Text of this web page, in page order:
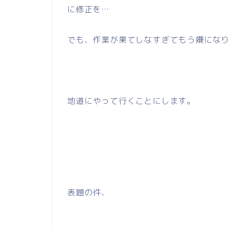
に修正を…
でも、作業が果てしなすぎてもう嫌になり
地道にやって行くことにします。
表題の件、